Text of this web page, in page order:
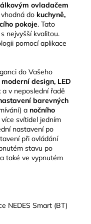
ovladačem
vhodná do kuchyně,
pokoje. Tato
nejvyšší kvalitou.
pomocí aplikace
do Vašeho
moderní design, LED
a v neposlední řadě
barevných
a nočního
svítidel jedním
nastavení po
při ovládání
stavu po
také ve vypnutém
NEDES Smart (BT)